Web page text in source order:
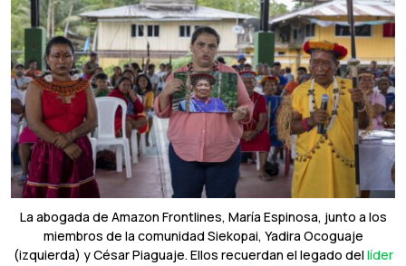
La abogada de Amazon Frontlines, María Espinosa, junto a los
miembros de la comunidad Siekopai, Yadira Ocoguaje
(izquierda) y César Piaguaje. Ellos recuerdan el legado del líder